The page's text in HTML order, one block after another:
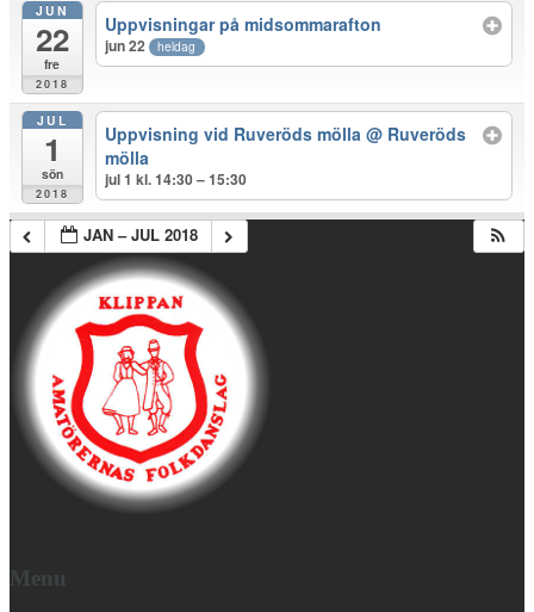
JUN
22
fre
2018
Uppvisningar på midsommarafton
jun 22 heldag
JUL
1
sön
2018
Uppvisning vid Ruveröds mölla@ Ruveröds
mölla
jul 1 kl. 14:30 – 15:30
JAN – JUL 2018
Menu